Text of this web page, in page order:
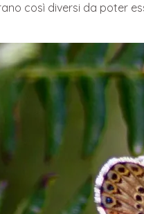
così diversi da poter